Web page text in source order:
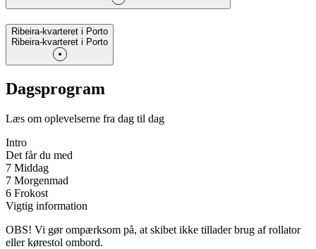
Ribeira-kvarteret i Porto
Ribeira-kvarteret i Porto
Dagsprogram
Læs om oplevelserne fra dag til dag
Intro
Det får du med
7 Middag
7 Morgenmad
6 Frokost
Vigtig information
OBS! Vi gør ompærksom på, at skibet ikke tillader brug af rollator
eller kørestol ombord.